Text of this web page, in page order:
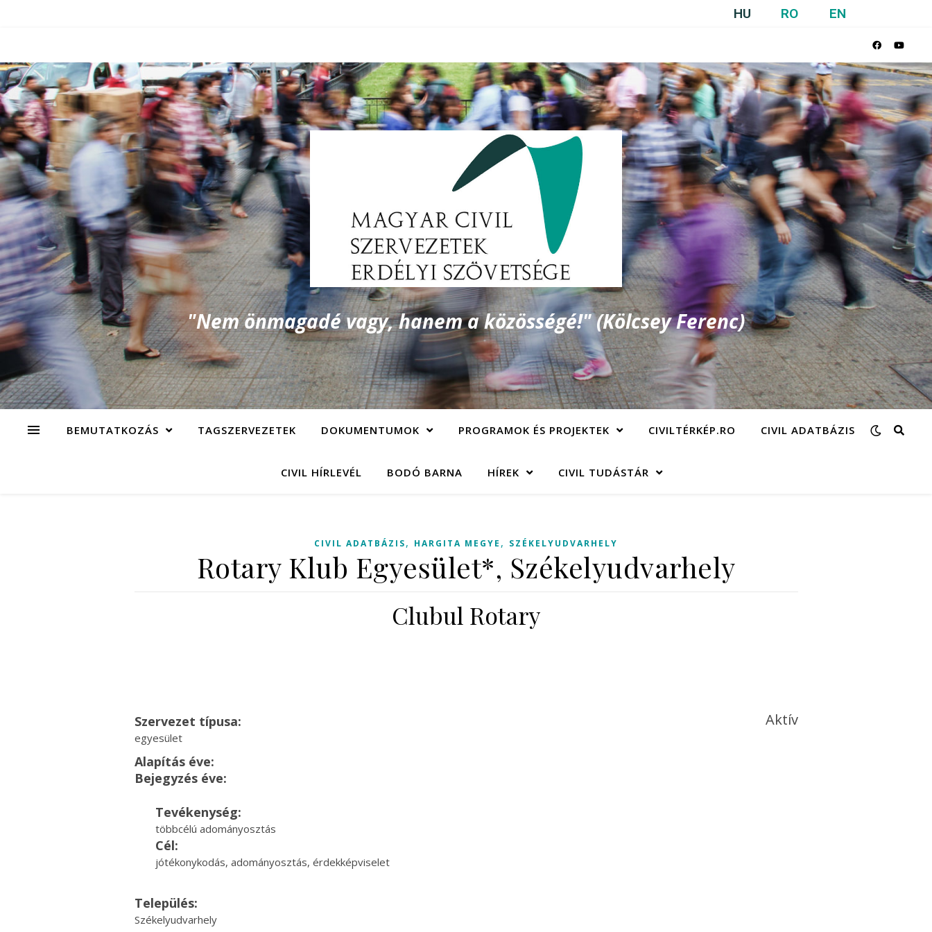
HU RO EN
"Nem önmagadé vagy, hanem a közösségé!" (Kölcsey Ferenc)
BEMUTATKOZÁS TAGSZERVEZETEK DOKUMENTUMOK PROGRAMOK ÉS PROJEKTEK CIVILTÉRKÉP.RO CIVIL ADATBÁZIS
CIVIL HÍRLEVÉL BODÓ BARNA HÍREK CIVIL TUDÁSTÁR
CIVIL ADATBÁZIS, HARGITA MEGYE , SZÉKELYUDVARHELY
Rotary Klub Egyesület*, Székelyudvarhely
Clubul Rotary
Szervezet típusa:
egyesület
Aktív
Alapítás éve:
Bejegyzés éve:
Tevékenység:
többcélú adományosztás
Cél:
jótékonykodás, adományosztás, érdekképviselet
Település:
Székelyudvarhely